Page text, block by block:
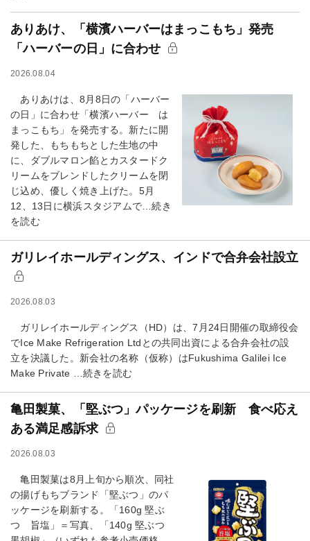
ありあけ、「横濱ハーバーはまっこもち」発売
「ハーバーの日」に合わせ
2026.08.04
ありあけは、8月8日の「ハーバー
の日」に合わせ「横濱ハーバー は
まっこもち」を発売する。新たに開
発した、もちもちとした生地の中
に、ダブルマロン餡とカスタードク
リームをブレンドしたクリームを閉
じ込め、優しく焼き上げた。5月
12、13日に横浜スタジアムで…続き
を読む
ガリレイホールディングス、インドで合弁会社設立
2026.08.03
ガリレイホールディングス（HD）は、7月24日開催の取締役会
でIce Make Refrigeration Ltdとの共同出資による合弁会社の設
立を決議した。新会社の名称（仮称）はFukushima Galilei Ice
Make Private …続きを読む
亀田製菓、「堅ぶつ」パッケージを刷新 食べ応え
ある満足感訴求
2026.08.03
亀田製菓は8月上旬から順次、同社
の揚げもちブランド「堅ぶつ」のパ
ッケージを刷新する。「160g 堅ぶ
つ 旨塩」＝写真、「140g 堅ぶつ